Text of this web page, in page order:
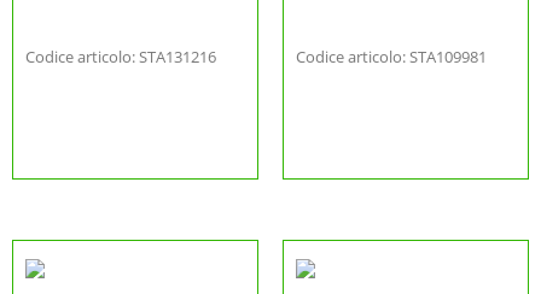
Codice articolo: STA131216 Codice articolo: STA109981